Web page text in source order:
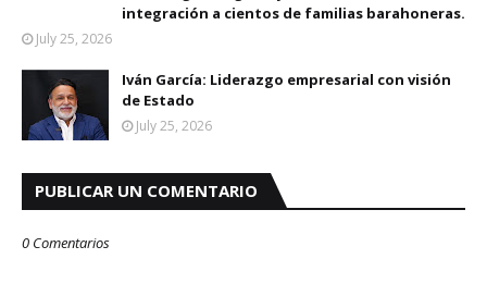
integración a cientos de familias barahoneras.
July 25, 2026
Iván García: Liderazgo empresarial con visión
de Estado
July 25, 2026
PUBLICAR UN COMENTARIO
0 Comentarios